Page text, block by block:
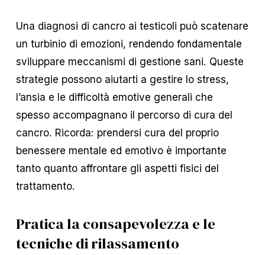
Una diagnosi di cancro ai testicoli può scatenare
un turbinio di emozioni, rendendo fondamentale
sviluppare meccanismi di gestione sani. Queste
strategie possono aiutarti a gestire lo stress,
l’ansia e le difficoltà emotive generali che
spesso accompagnano il percorso di cura del
cancro. Ricorda: prendersi cura del proprio
benessere mentale ed emotivo è importante
tanto quanto affrontare gli aspetti fisici del
trattamento.
Pratica la consapevolezza e le
tecniche di rilassamento